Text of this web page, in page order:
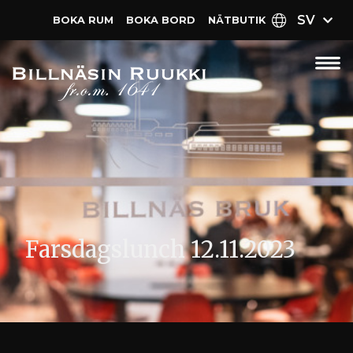
BOKA RUM BOKA BORD NÄT­BUTIK SV
Farsdagslunch 12.11.2023